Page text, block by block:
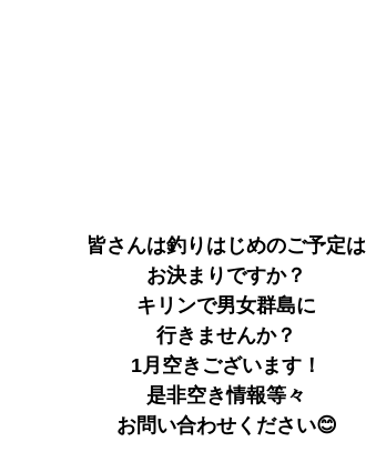
皆さんは釣りはじめのご予定は
お決まりですか？
キリンで男女群島に
行きませんか？
1月空きございます！
是非空き情報等々
お問い合わせください😊